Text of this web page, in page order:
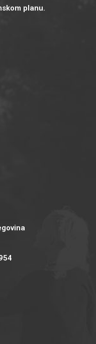
planu.